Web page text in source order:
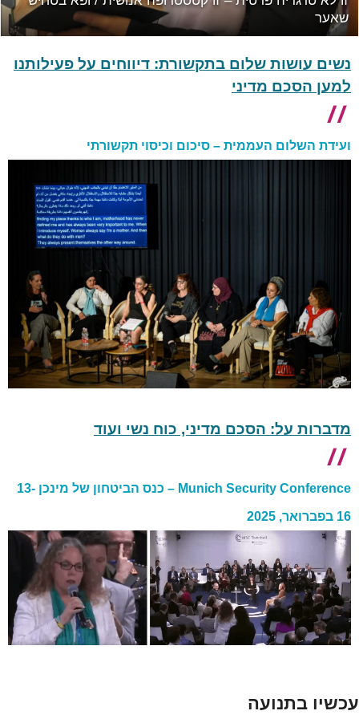
שאער
שריג
מדברות על: הסכם מדיני, כוח נשי ועוד
Munich Security Conference – כנס הביטחון של מינכן 13-
16 בפברואר, 2025
נשים עושות שלום בתקשורת: דיווחים על פעילותנו
למען הסכם מדיני
ועידת השלום העממית – סיכום וכיסוי תקשורתי
עכשיו בתנועה